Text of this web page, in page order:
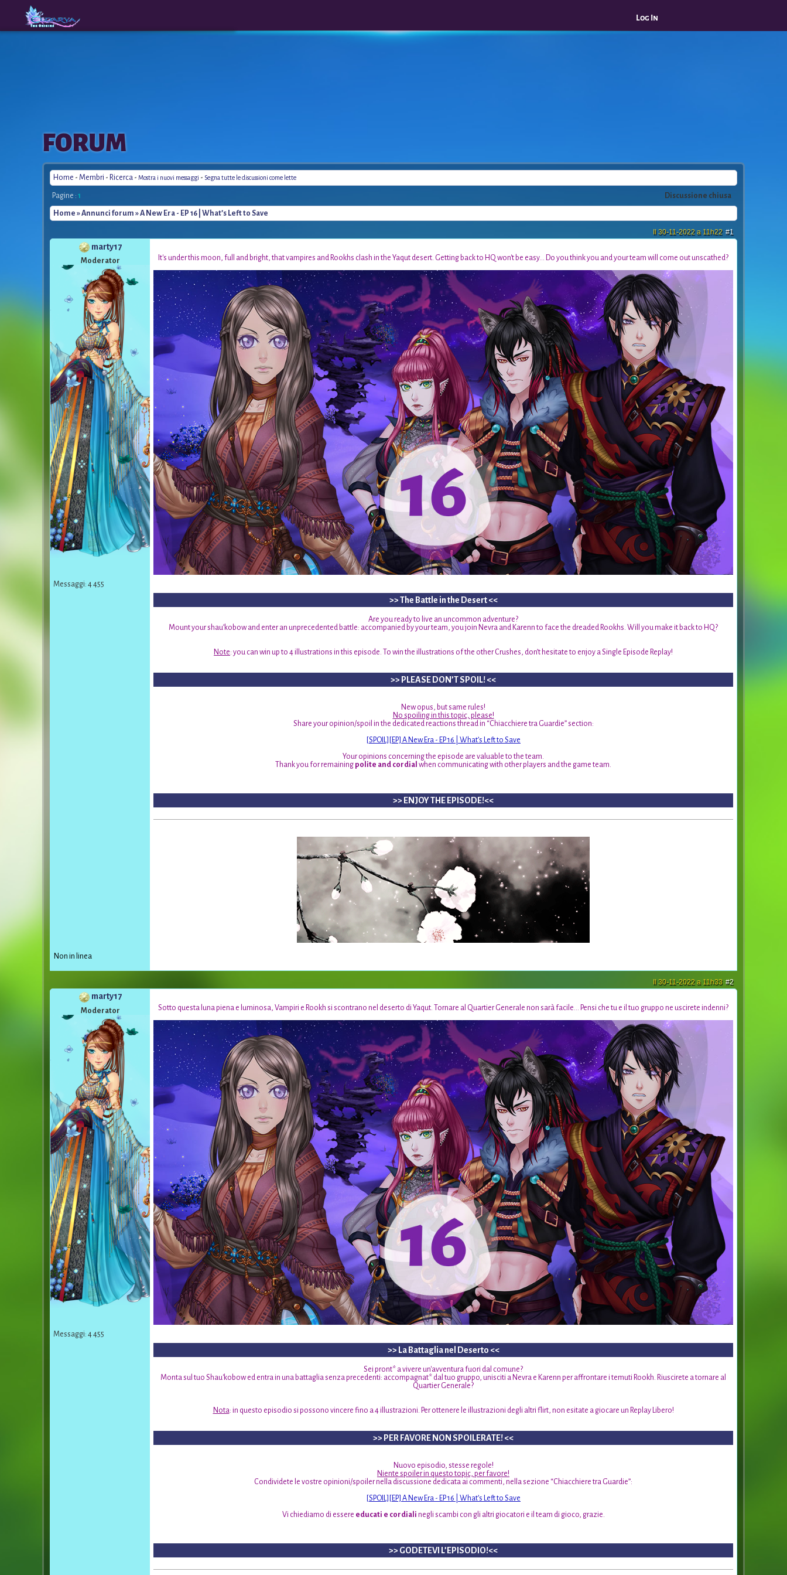
The
Origins
Log In
FORUM
Home - Membri - Ricerca - Mostra i nuovi messaggi - Segna tutte le discussioni come lette
Discussione chiusa
Pagine : 1
Home »Annunci forum » A New Era - EP 16 | What’s Left to Save
#1
Il 30-11-2022 a 11h22
marty17
Moderator
Messaggi: 4 455
It's under this moon, full and bright, that vampires and Rookhs clash in the Yaqut desert. Getting back to HQ won't be easy... Do you think you and your team will come out unscathed?
>> The Battle in the Desert <<
Are you ready to live an uncommon adventure?
Mount your shau’kobow and enter an unprecedented battle: accompanied by your team, you join Nevra and Karenn to face the dreaded Rookhs. Will you make it back to HQ?
Note: you can win up to 4 illustrations in this episode. To win the illustrations of the other Crushes, don’t hesitate to enjoy a Single Episode Replay!
>> PLEASE DON’T SPOIL! <<
New opus, but same rules!
No spoiling in this topic, please!
Share your opinion/spoil in the dedicated reactions thread in “Chiacchiere tra Guardie” section:
[SPOIL][EP] A New Era - EP 16 | What’s Left to Save
Your opinions concerning the episode are valuable to the team.
Thank you for remaining polite and cordial when communicating with other players and the game team.
>> ENJOY THE EPISODE!<<
Non in linea
#2
Il 30-11-2022 a 11h33
marty17
Moderator
Messaggi: 4 455
Sotto questa luna piena e luminosa, Vampiri e Rookh si scontrano nel deserto di Yaqut. Tornare al Quartier Generale non sarà facile... Pensi che tu e il tuo gruppo ne uscirete indenni?
>> La Battaglia nel Deserto <<
Sei pront* a vivere un'avventura fuori dal comune?
Monta sul tuo Shau'kobow ed entra in una battaglia senza precedenti: accompagnat* dal tuo gruppo, unisciti a Nevra e Karenn per affrontare i temuti Rookh. Riuscirete a tornare al
Quartier Generale?
Nota: in questo episodio si possono vincere fino a 4 illustrazioni. Per ottenere le illustrazioni degli altri flirt, non esitate a giocare un Replay Libero!
>> PER FAVORE NON SPOILERATE! <<
Nuovo episodio, stesse regole!
Niente spoiler in questo topic, per favore!
Condividete le vostre opinioni/spoiler nella discussione dedicata ai commenti, nella sezione “Chiacchiere tra Guardie”:
[SPOIL][EP] A New Era - EP 16 | What’s Left to Save
Vi chiediamo di essere educati e cordiali negli scambi con gli altri giocatori e il team di gioco, grazie.
>> GODETEVI L’EPISODIO!<<